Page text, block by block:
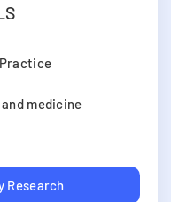
medicine
Research